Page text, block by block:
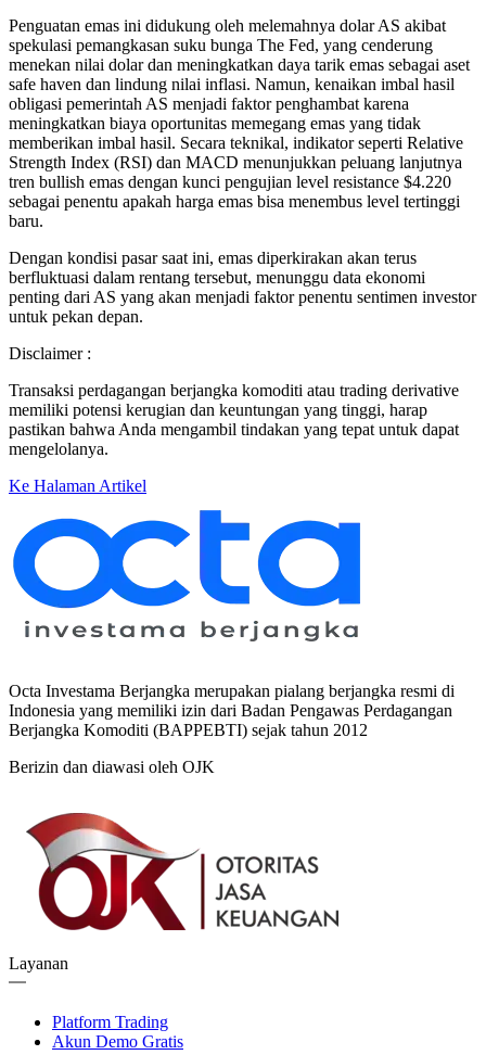
Penguatan emas ini didukung oleh melemahnya dolar AS akibat
spekulasi pemangkasan suku bunga The Fed, yang cenderung
menekan nilai dolar dan meningkatkan daya tarik emas sebagai aset
safe haven dan lindung nilai inflasi. Namun, kenaikan imbal hasil
obligasi pemerintah AS menjadi faktor penghambat karena
meningkatkan biaya oportunitas memegang emas yang tidak
memberikan imbal hasil. Secara teknikal, indikator seperti Relative
Strength Index (RSI) dan MACD menunjukkan peluang lanjutnya
tren bullish emas dengan kunci pengujian level resistance $4.220
sebagai penentu apakah harga emas bisa menembus level tertinggi
baru.
Dengan kondisi pasar saat ini, emas diperkirakan akan terus
berfluktuasi dalam rentang tersebut, menunggu data ekonomi
penting dari AS yang akan menjadi faktor penentu sentimen investor
untuk pekan depan.​
Disclaimer :
Transaksi perdagangan berjangka komoditi atau trading derivative
memiliki potensi kerugian dan keuntungan yang tinggi, harap
pastikan bahwa Anda mengambil tindakan yang tepat untuk dapat
mengelolanya.
Ke Halaman Artikel
Octa Investama Berjangka merupakan pialang berjangka resmi di
Indonesia yang memiliki izin dari Badan Pengawas Perdagangan
Berjangka Komoditi (BAPPEBTI) sejak tahun 2012
Berizin dan diawasi oleh OJK
Layanan
Platform Trading
Akun Demo Gratis